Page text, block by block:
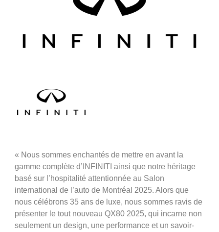
« Nous sommes enchantés de mettre en avant la
gamme complète d’INFINITI ainsi que notre héritage
basé sur l’hospitalité attentionnée au Salon
international de l’auto de Montréal 2025. Alors que
nous célébrons 35 ans de luxe, nous sommes ravis de
présenter le tout nouveau QX80 2025, qui incarne non
seulement un design, une performance et un savoir-